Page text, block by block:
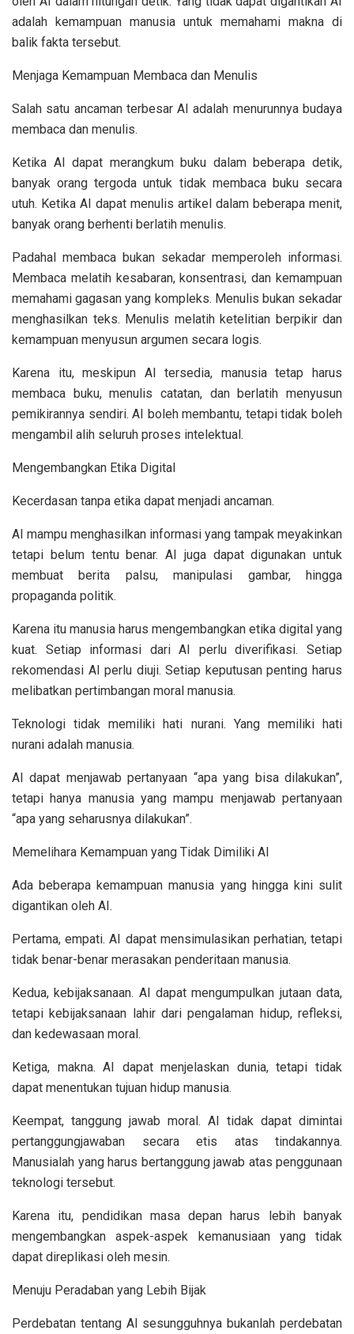
adalah kemampuan manusia untuk memahami makna di
balik fakta tersebut.
Menjaga Kemampuan Membaca dan Menulis
Salah satu ancaman terbesar AI adalah menurunnya budaya
membaca dan menulis.
Ketika AI dapat merangkum buku dalam beberapa detik,
banyak orang tergoda untuk tidak membaca buku secara
utuh. Ketika AI dapat menulis artikel dalam beberapa menit,
banyak orang berhenti berlatih menulis.
Padahal membaca bukan sekadar memperoleh informasi.
Membaca melatih kesabaran, konsentrasi, dan kemampuan
memahami gagasan yang kompleks. Menulis bukan sekadar
menghasilkan teks. Menulis melatih ketelitian berpikir dan
kemampuan menyusun argumen secara logis.
Karena itu, meskipun AI tersedia, manusia tetap harus
membaca buku, menulis catatan, dan berlatih menyusun
pemikirannya sendiri. AI boleh membantu, tetapi tidak boleh
mengambil alih seluruh proses intelektual.
Mengembangkan Etika Digital
Kecerdasan tanpa etika dapat menjadi ancaman.
AI mampu menghasilkan informasi yang tampak meyakinkan
tetapi belum tentu benar. AI juga dapat digunakan untuk
membuat berita palsu, manipulasi gambar, hingga
propaganda politik.
Karena itu manusia harus mengembangkan etika digital yang
kuat. Setiap informasi dari AI perlu diverifikasi. Setiap
rekomendasi AI perlu diuji. Setiap keputusan penting harus
melibatkan pertimbangan moral manusia.
Teknologi tidak memiliki hati nurani. Yang memiliki hati
nurani adalah manusia.
AI dapat menjawab pertanyaan “apa yang bisa dilakukan”,
tetapi hanya manusia yang mampu menjawab pertanyaan
“apa yang seharusnya dilakukan”.
Memelihara Kemampuan yang Tidak Dimiliki AI
Ada beberapa kemampuan manusia yang hingga kini sulit
digantikan oleh AI.
Pertama, empati. AI dapat mensimulasikan perhatian, tetapi
tidak benar-benar merasakan penderitaan manusia.
Kedua, kebijaksanaan. AI dapat mengumpulkan jutaan data,
tetapi kebijaksanaan lahir dari pengalaman hidup, refleksi,
dan kedewasaan moral.
Ketiga, makna. AI dapat menjelaskan dunia, tetapi tidak
dapat menentukan tujuan hidup manusia.
Keempat, tanggung jawab moral. AI tidak dapat dimintai
pertanggungjawaban secara etis atas tindakannya.
Manusialah yang harus bertanggung jawab atas penggunaan
teknologi tersebut.
Karena itu, pendidikan masa depan harus lebih banyak
mengembangkan aspek-aspek kemanusiaan yang tidak
dapat direplikasi oleh mesin.
Menuju Peradaban yang Lebih Bijak
Perdebatan tentang AI sesungguhnya bukanlah perdebatan